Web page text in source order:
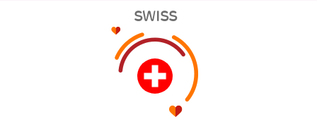
SWISS